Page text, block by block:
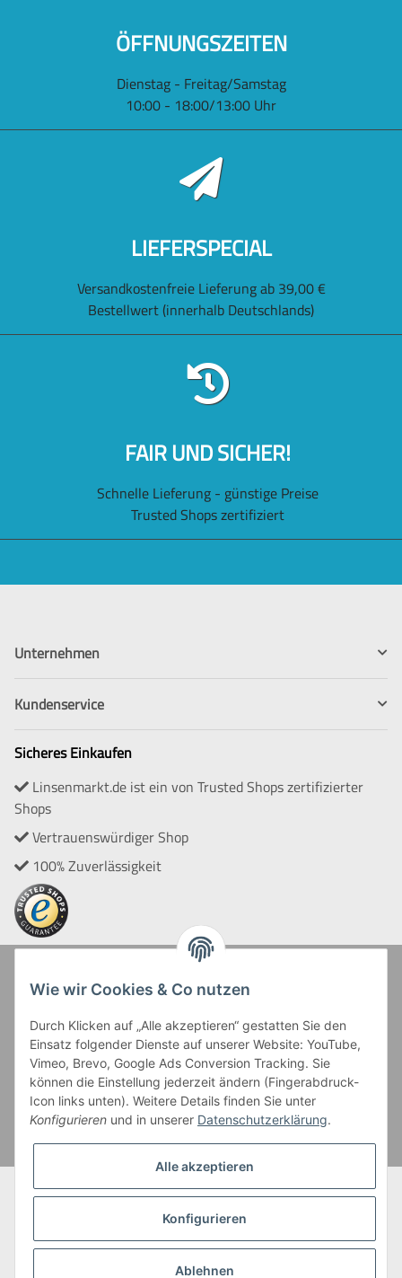
ÖFFNUNGSZEITEN
Dienstag - Freitag/Samstag
10:00 - 18:00/13:00 Uhr
LIEFERSPECIAL
Versandkostenfreie Lieferung ab 39,00 €
Bestellwert (innerhalb Deutschlands)
FAIR UND SICHER!
Schnelle Lieferung - günstige Preise
Trusted Shops zertifiziert
Unternehmen
Kundenservice
Sicheres Einkaufen
Linsenmarkt.de ist ein von Trusted Shops zertifizierter
Shops
Vertrauenswürdiger Shop
100% Zuverlässigkeit
Zahlung und Versand
Kreditkartenzahlungen sowie Kauf auf Rechnung erfolgen
über Paypal Checkout
* Alle Preise inkl. gesetzl. Mehrwertsteuer zzgl. eventueller
Bei Kontaktlinsen wird der Grundpreis bezogen auf die kleinste Packungs-
und Inhaltsgröße angezeigt.
Wie wir Cookies & Co nutzen
Durch Klicken auf „Alle akzeptieren“ gestatten Sie den
Einsatz folgender Dienste auf unserer Website: YouTube,
Vimeo, Brevo, Google Ads Conversion Tracking. Sie
können die Einstellung jederzeit ändern (Fingerabdruck-
Icon links unten). Weitere Details finden Sie unter
Konfigurieren und in unserer Datenschutzerklärung.
Alle akzeptieren
Konfigurieren
Ablehnen